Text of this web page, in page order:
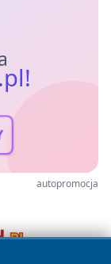
autopromocja